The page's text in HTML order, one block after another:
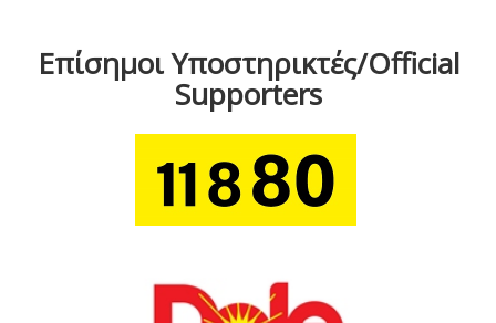
Επίσημοι Υποστηρικτές/Official
Supporters